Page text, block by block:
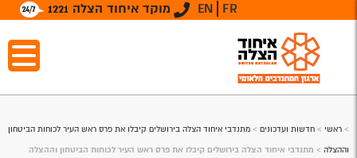
מוקד איחוד הצלה 1221 EN FR
> ראשי > חדשות ועדכונים > מתנדבי איחוד הצלה בירושלים קיבלו את פרס ראש העיר לכוחות הביטחון
וההצלה > מתנדבי איחוד הצלה בירושלים קיבלו את פרס ראש העיר לכוחות הביטחון וההצלה